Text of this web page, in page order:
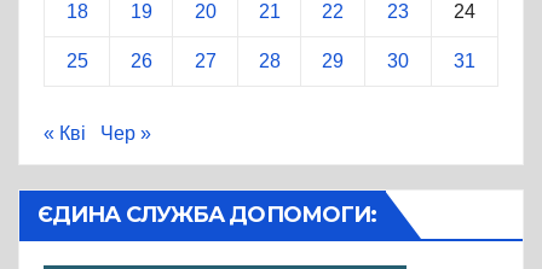
18 19 20 21 22 23 24
25 26 27 28 29 30 31
« Кві Чер »
ЄДИНА СЛУЖБА ДОПОМОГИ: